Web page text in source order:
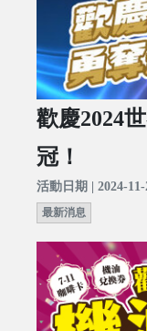
歡慶2024
冠！
活動日期 | 2024-
最新消息